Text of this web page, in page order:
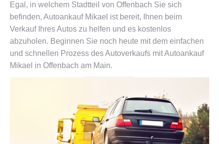
Egal, in welchem Stadtteil von Offenbach Sie sich
befinden, Autoankauf Mikael ist bereit, Ihnen beim
Verkauf Ihres Autos zu helfen und es kostenlos
abzuholen. Beginnen Sie noch heute mit dem einfachen
und schnellen Prozess des Autoverkaufs mit Autoankauf
Mikael in Offenbach am Main.